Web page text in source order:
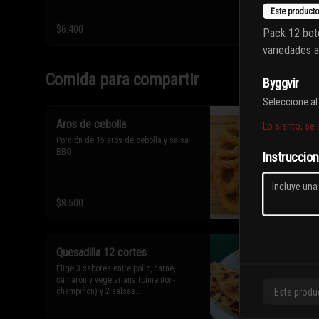
$6.400
Comida para compartir
Aros de cebolla
Porción de 15 aros de cebolla y salsa
BBQ.
$8.500
Quesadilla 12 cortes
Elige 3 sabores entre pollo, carne,
camarón y vegetariana (pimentón-
champiñon) y 2 salsas.
Este
Pack 12
variedades
Byggvir
Seleccione al
Lo siento, se
Este